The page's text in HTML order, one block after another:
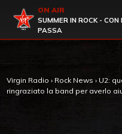
Virgin Radio
ON AIR
SUMMER IN ROCK - CON
PASSA
Virgin Radio › Rock News › U2:
ringraziato la band per averlo